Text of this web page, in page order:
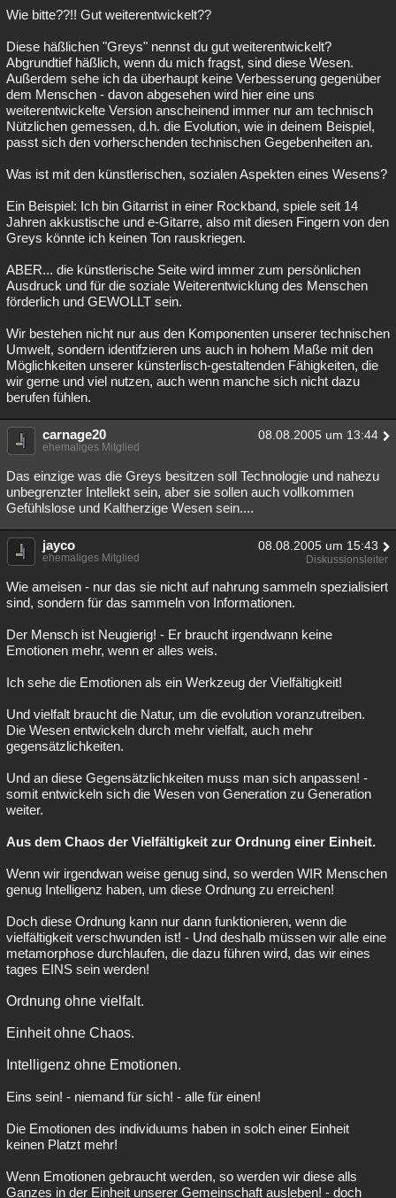
Wie bitte??!! Gut weiterentwickelt??
Diese häßlichen "Greys" nennst du gut weiterentwickelt?
Abgrundtief häßlich, wenn du mich fragst, sind diese Wesen.
Außerdem sehe ich da überhaupt keine Verbesserung gegenüber
dem Menschen - davon abgesehen wird hier eine uns
weiterentwickelte Version anscheinend immer nur am technisch
Nützlichen gemessen, d.h. die Evolution, wie in deinem Beispiel,
passt sich den vorherschenden technischen Gegebenheiten an.
Was ist mit den künstlerischen, sozialen Aspekten eines Wesens?
Ein Beispiel: Ich bin Gitarrist in einer Rockband, spiele seit 14
Jahren akkustische und e-Gitarre, also mit diesen Fingern von den
Greys könnte ich keinen Ton rauskriegen.
ABER... die künstlerische Seite wird immer zum persönlichen
Ausdruck und für die soziale Weiterentwicklung des Menschen
förderlich und GEWOLLT sein.
Wir bestehen nicht nur aus den Komponenten unserer technischen
Umwelt, sondern identifzieren uns auch in hohem Maße mit den
Möglichkeiten unserer künsterlisch-gestaltenden Fähigkeiten, die
wir gerne und viel nutzen, auch wenn manche sich nicht dazu
berufen fühlen.
carnage20 08.08.2005 um 13:44
ehemaliges Mitglied
Das einzige was die Greys besitzen soll Technologie und nahezu
unbegrenzter Intellekt sein, aber sie sollen auch vollkommen
Gefühlslose und Kaltherzige Wesen sein....
jayco 08.08.2005 um 15:43
ehemaliges Mitglied Diskussionsleiter
Wie ameisen - nur das sie nicht auf nahrung sammeln spezialisiert
sind, sondern für das sammeln von Informationen.
Der Mensch ist Neugierig! - Er braucht irgendwann keine
Emotionen mehr, wenn er alles weis.
Ich sehe die Emotionen als ein Werkzeug der Vielfältigkeit!
Und vielfalt braucht die Natur, um die evolution voranzutreiben.
Die Wesen entwickeln durch mehr vielfalt, auch mehr
gegensätzlichkeiten.
Und an diese Gegensätzlichkeiten muss man sich anpassen! -
somit entwickeln sich die Wesen von Generation zu Generation
weiter.
Aus dem Chaos der Vielfältigkeit zur Ordnung einer Einheit.
Wenn wir irgendwan weise genug sind, so werden WIR Menschen
genug Intelligenz haben, um diese Ordnung zu erreichen!
Doch diese Ordnung kann nur dann funktionieren, wenn die
vielfältigkeit verschwunden ist! - Und deshalb müssen wir alle eine
metamorphose durchlaufen, die dazu führen wird, das wir eines
tages EINS sein werden!
Ordnung ohne vielfalt.
Einheit ohne Chaos.
Intelligenz ohne Emotionen.
Eins sein! - niemand für sich! - alle für einen!
Die Emotionen des individuums haben in solch einer Einheit
keinen Platzt mehr!
Wenn Emotionen gebraucht werden, so werden wir diese alls
Ganzes in der Einheit unserer Gemeinschaft ausleben! - doch